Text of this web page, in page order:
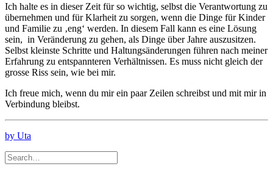
Ich halte es in dieser Zeit für so wichtig, selbst die Verantwortung zu
übernehmen und für Klarheit zu sorgen, wenn die Dinge für Kinder
und Familie zu ‚eng‘ werden. In diesem Fall kann es eine Lösung
sein, in Veränderung zu gehen, als Dinge über Jahre auszusitzen.
Selbst kleinste Schritte und Haltungsänderungen führen nach meiner
Erfahrung zu entspannteren Verhältnissen. Es muss nicht gleich der
grosse Riss sein, wie bei mir.
Ich freue mich, wenn du mir ein paar Zeilen schreibst und mit mir in
Verbindung bleibst.
by Uta